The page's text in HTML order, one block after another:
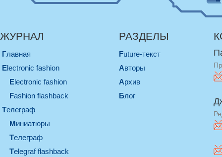
ЖУРНАЛ
Главная
electronic fashion
electronic fashion
Fashion flashback
телеграф
миниатюры
телеграф
Telegraf flashback
РАЗДЕЛЫ
Future-текст
Авторы
Архив
Блог